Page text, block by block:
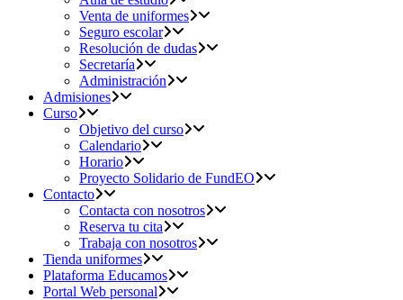
Venta de uniformes
Seguro escolar
Resolución de dudas
Secretaría
Administración
Admisiones
Curso
Objetivo del curso
Calendario
Horario
Proyecto Solidario de FundEO
Contacto
Contacta con nosotros
Reserva tu cita
Trabaja con nosotros
Tienda uniformes
Plataforma Educamos
Portal Web personal